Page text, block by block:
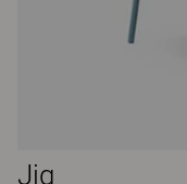
Jig